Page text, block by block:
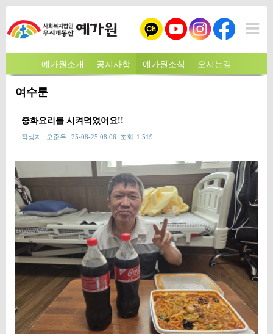
예가원소개 공지사항 예가원소식 오시는길
여수룬
중화요리를 시켜먹었어요!!
작성자 오준우 25-08-25 08:06 조회 1,519